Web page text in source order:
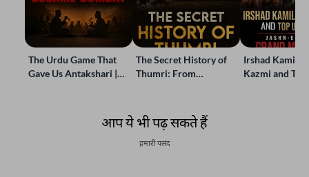
The Urdu Game That
Gave Us Antakshari |
The Secret History of
Thumri: From
Irshad Kamil,
Kazmi and
आप ये भी पढ़ सकते हैं
हमारी पसंद